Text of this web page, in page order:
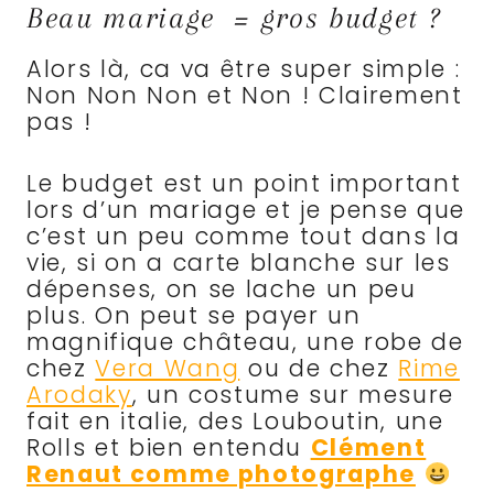
Beau mariage = gros budget ?
Alors là, ca va être super simple :
Non Non Non et Non ! Clairement
pas !
Le budget est un point important
lors d’un mariage et je pense que
c’est un peu comme tout dans la
vie, si on a carte blanche sur les
dépenses, on se lache un peu
plus. On peut se payer un
magnifique château, une robe de
chezVera Wang ou de chez Rime
Arodaky, un costume sur mesure
fait en italie, des Louboutin, une
Rolls et bien entendu Clément
Renaut comme photographe